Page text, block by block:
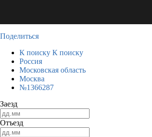
Поделиться
К поиску К поиску
Россия
Московская область
Москва
№1366287
Заезд
Отъезд